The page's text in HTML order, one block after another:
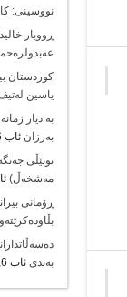
نووسینی:
ڕووبار
کوردستان
یاسین
بە دیار
بەرزان ئاب 6, 2026
تونێڵی
مەشخەڵ)
ڕۆمانی
بەندی ئاب 6, 2026